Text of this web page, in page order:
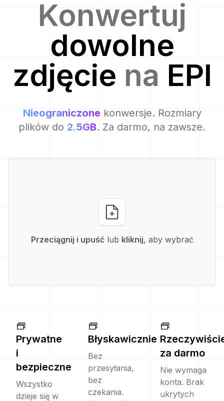
Konwertuj
dowolne
zdjęcie na EPI
Nieograniczone konwersje. Rozmiary
plików do 2.5GB. Za darmo, na zawsze.
Przeciągnij i upuść lub kliknij, aby wybrać
Prywatne
i
bezpieczne
Wszystko
dzieje się w
Błyskawicznie
Bez
przesyłania,
bez
czekania.
za darmo
Nie wymaga
konta. Brak
ukrytych